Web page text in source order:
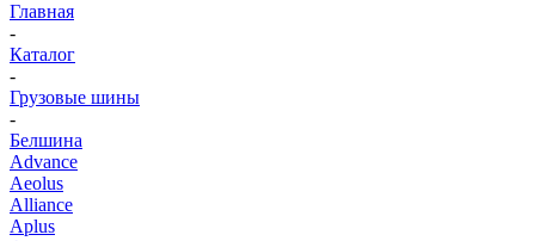
Главная
-
Каталог
-
Грузовые шины
-
Белшина
Advance
Aeolus
Alliance
Aplus